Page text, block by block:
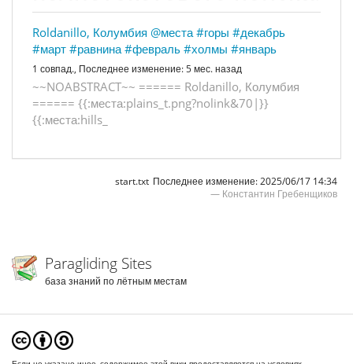
Roldanillo, Колумбия @места #горы #декабрь
#март #равнина #февраль #холмы #январь
1 совпад., Последнее изменение:5 мес. назад
~~NOABSTRACT~~ ====== Roldanillo, Колумбия
====== {{:места:plains t.png?nolink&70 |}}
{{:места:hills
start.txt Последнее изменение:2025/06/17 14:34
— Константин Гребенщиков
Paragliding Sites
база знаний по лётным местам